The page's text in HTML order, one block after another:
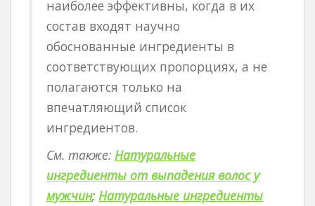
наиболее эффективны, когда в их
состав входят научно
обоснованные ингредиенты в
соответствующих пропорциях, а не
полагаются только на
впечатляющий список
ингредиентов.
См. также: Натуральные
ингредиенты от выпадения волос у
мужчин; Натуральные ингредиенты